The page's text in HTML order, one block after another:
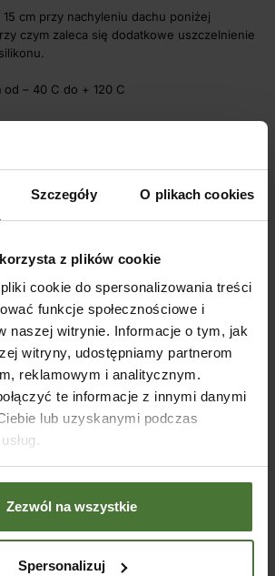
Szczegóły O plikach cookies
z plików cookie
cookie do spersonalizowania treści
funkcje społecznościowe i
naszej witrynie. Informacje o tym, jak
witryny, udostępniamy partnerom
reklamowym i analitycznym.
te informacje z innymi danymi
lub uzyskanymi podczas
Zezwól na wszystkie
Spersonalizuj
15 cm przy nachyleniu dachu poniżej
czym zaleca się dodatkowe uszczelnienie
od – 40 C do + 120 C
d0
promieni słonecznych. Płyty należy
przed zanieczyszczeniem i obciążeniem
profilowe z poliwęglanu litego:
mechaniczne wywołane
utratę przejrzystości (ponad
zgodnie z instrukcją producenta
akcesoriów montażowych Gutta
gradu 20mm, prędkość opadu <21 m/s